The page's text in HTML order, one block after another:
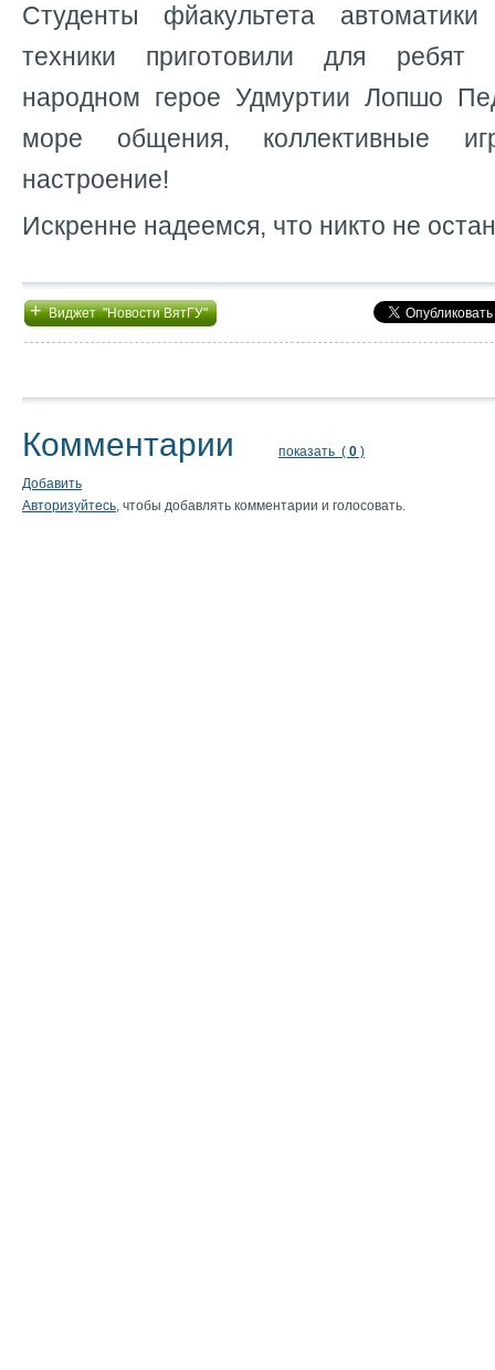
Студенты фйакультета
техники приготовили для ребят
народном герое Удмуртии Лопшо
море общения, коллективные
настроение!
Искренне надеемся, что никто не
+Виджет "Новости ВятГУ"
Комментарии показать ( 0 )
Добавить
Авторизуйтесь, чтобы добавлять комментарии и голосовать.